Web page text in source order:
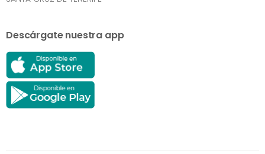
Descárgate nuestra app